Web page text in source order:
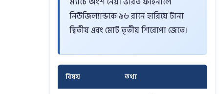
নিউজিল্যান্ডকে ৯৬ রানে হারিয়ে টানা
দ্বিতীয় এবং মোট তৃতীয় শিরোপা জেতে।
বিষয় তথ্য